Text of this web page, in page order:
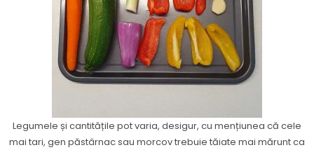
Legumele și cantitățile pot varia, desigur, cu mențiunea că cele
mai tari, gen păstârnac sau morcov trebuie tăiate mai mărunt ca